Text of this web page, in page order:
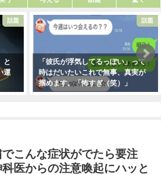
話題
と
運
話題
「彼氏が浮気してるっぽい」って
時はだいたいこれで無事、真実が
掴めます。「怖すぎ（笑）」
こんな症状がでたら要注
医からの注意喚起にハッと